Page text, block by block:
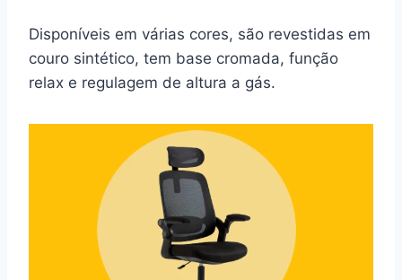
Disponíveis em várias cores, são revestidas em
couro sintético, tem base cromada, função
relax e regulagem de altura a gás.